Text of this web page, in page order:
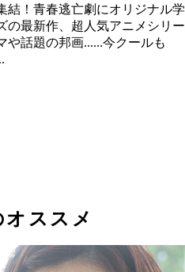
真集『ヒロインの定点観測』
真集『ヒロインの定点観測』
真集『もっとずっと、一緒に
（BALLPARK）
真集『もっとずっと、一緒に
（BALLPARK）
写真集『沼恋』／撮影：上村
写真集『沼恋』／撮影：上村
結！青春逃亡劇にオリジナル学
の最新作、超人気アニメシリー
や話題の邦画......今クールも
オススメ